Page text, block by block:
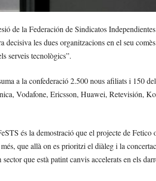
de la Federación de Sindicatos
les dues organitzacions en el seu
serveis tecnològics”.
a la confederació 2.500 nous afiliats i 150
Vodafone, Ericsson, Huawei, Retevisión,
és la demostració que el projecte de Fetico
que allà on es prioritzi el diàleg i la
que està patint canvis accelerats en els